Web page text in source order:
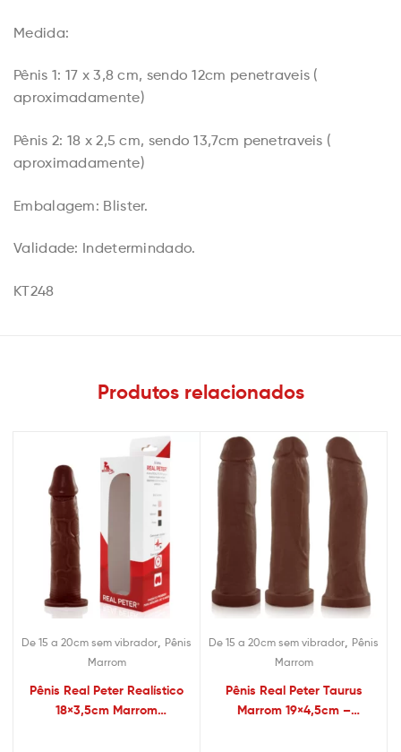
Medida:
Pênis 1: 17 x 3,8 cm, sendo 12cm penetraveis (
aproximadamente)
Pênis 2: 18 x 2,5 cm, sendo 13,7cm penetraveis (
aproximadamente)
Embalagem: Blister.
Validade: Indetermindado.
KT248
Produtos relacionados
De 15 a 20cm sem vibrador, Pênis
Marrom
Pênis Real Peter Realístico
18×3,5cm Marrom
De 15 a 20cm sem vibrador, Pênis
Marrom
Pênis Real Peter Taurus
Marrom 19×4,5cm –